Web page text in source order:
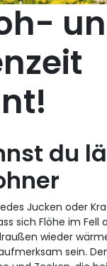
du
Jucken oder
sich Flöhe im Fell
wieder
sein.